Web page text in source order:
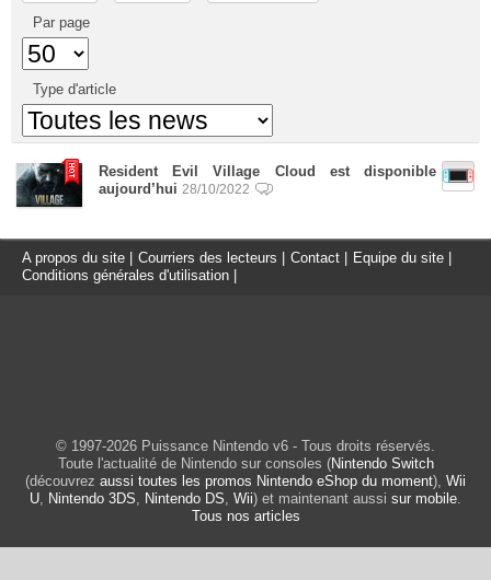
Par page
Type d'article
Resident Evil Village Cloud est disponible
aujourd’hui 28/10/2022
A propos du site Courriers des lecteurs Contact Equipe du site
Conditions générales d'utilisation
© 1997-2026 Puissance Nintendo v6 - Tous droits réservés.
Toute l'actualité de Nintendo sur consoles (Nintendo Switch
(découvrez aussi toutes les promos Nintendo eShop du moment), Wii
U, Nintendo 3DS, Nintendo DS, Wii) et maintenant aussi sur mobile.
Tous nos articles